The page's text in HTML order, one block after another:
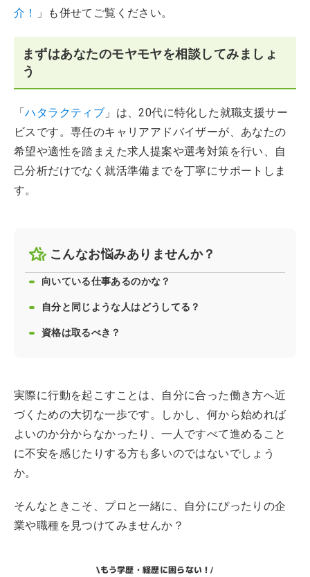
介！ 」も併せてご覧ください。
まずはあなたのモヤモヤを相談してみましょ
う
「ハタラクティブ 」は、20代に特化した就職支援サー
ビスです。専任のキャリアアドバイザーが、あなたの
希望や適性を踏まえた求人提案や選考対策を行い、自
己分析だけでなく就活準備までを丁寧にサポートしま
す。
こんなお悩みありませんか？
向いている仕事あるのかな？
自分と同じような人はどうしてる？
資格は取るべき？
実際に行動を起こすことは、自分に合った働き方へ近
づくための大切な一歩です。しかし、何から始めれば
よいのか分からなかったり、一人ですべて進めること
に不安を感じたりする方も多いのではないでしょう
か。
そんなときこそ、プロと一緒に、自分にぴったりの企
業や職種を見つけてみませんか？
\もう学歴・経歴に困らない！/